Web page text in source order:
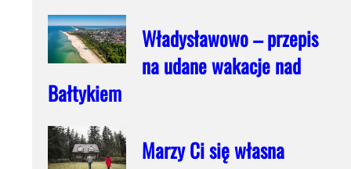
Władysławowo – przepis
na udane wakacje nad
Bałtykiem
Marzy Ci się własna